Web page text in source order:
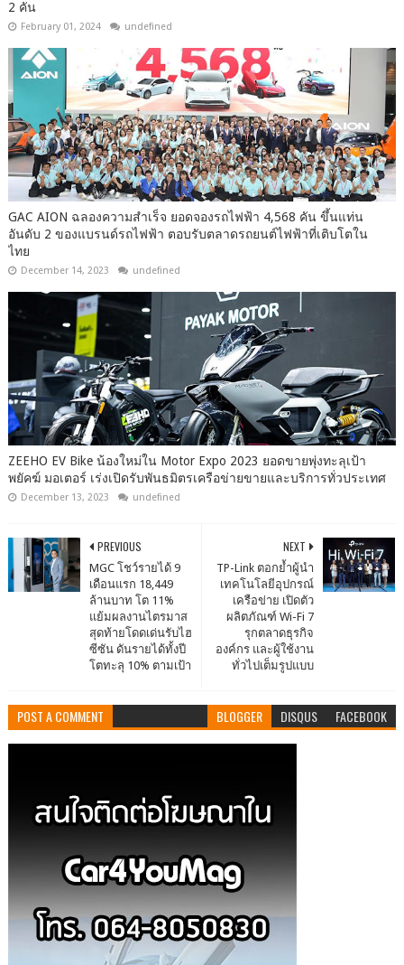
2 คัน
February 01, 2024 undefined
GAC AION ฉลองความสำเร็จ ยอดจองรถไฟฟ้า 4,568 คัน ขึ้นแท่น
อันดับ 2 ของแบรนด์รถไฟฟ้า ตอบรับตลาดรถยนต์ไฟฟ้าที่เติบโตใน
ไทย
December 14, 2023 undefined
ZEEHO EV Bike น้องใหม่ใน Motor Expo 2023 ยอดขายพุ่งทะลุเป้า
พยัคฆ์ มอเตอร์ เร่งเปิดรับพันธมิตรเครือข่ายขายและบริการทั่วประเทศ
December 13, 2023 undefined
NEXT
TP-Link ตอกย้ำผู้นำ
เทคโนโลยีอุปกรณ์
เครือข่าย เปิดตัว
ผลิตภัณฑ์ Wi-Fi 7
รุกตลาดธุรกิจ
องค์กร และผู้ใช้งาน
ทั่วไปเต็มรูปแบบ
PREVIOUS
MGC โชว์รายได้ 9
เดือนแรก 18,449
ล้านบาท โต 11%
แย้มผลงานไตรมาส
สุดท้ายโดดเด่นรับไฮ
ซีซัน ดันรายได้ทั้งปี
โตทะลุ 10% ตามเป้า
POST A COMMENT BLOGGER DISQUS FACEBOOK